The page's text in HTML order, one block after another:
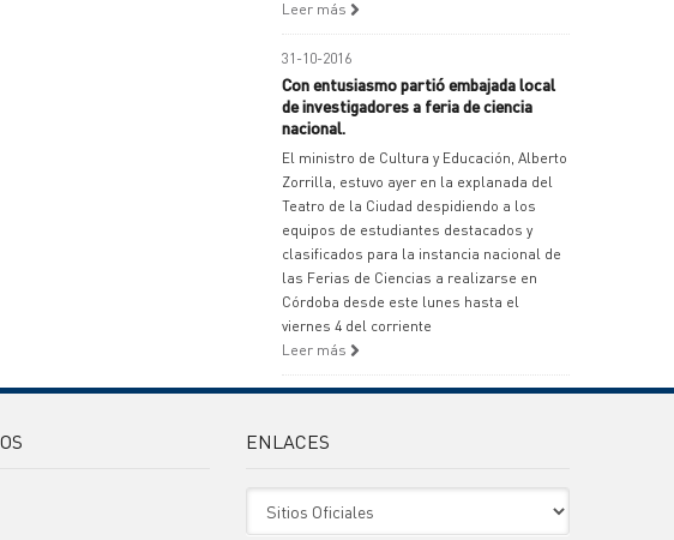
Leer más
31-10-2016
Con entusiasmo partió embajada local
de investigadores a feria de ciencia
nacional.
El ministro de Cultura y Educación, Alberto
Zorrilla, estuvo ayer en la explanada del
Teatro de la Ciudad despidiendo a los
equipos de estudiantes destacados y
clasificados para la instancia nacional de
las Ferias de Ciencias a realizarse en
Córdoba desde este lunes hasta el
viernes 4 del corriente
Leer más
ENLACES